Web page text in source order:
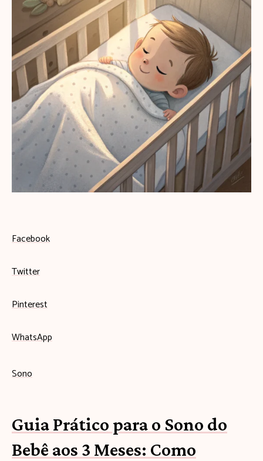
Facebook
Twitter
Pinterest
WhatsApp
Sono
Guia Prático para o Sono do
Bebê aos 3 Meses: Como